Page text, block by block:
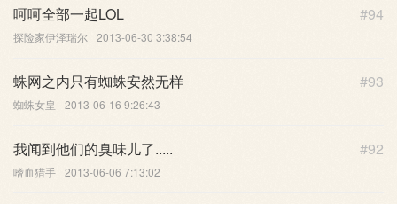
#94
呵呵全部一起LOL
探险家伊泽瑞尔 2013-06-30 3:38:54
#93
蛛网之内只有蜘蛛安然无样
蜘蛛女皇 2013-06-16 9:26:43
#92
我闻到他们的臭味儿了.....
嗜血猎手 2013-06-06 7:13:02